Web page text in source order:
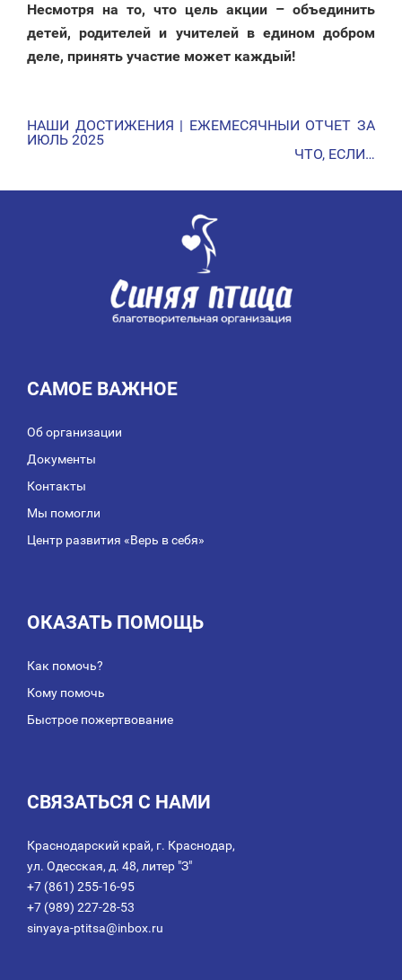
Несмотря на то, что цель акции – объединить
детей, родителей и учителей в едином добром
деле, принять участие может каждый!
НАВИГАЦИЯ
НАШИ ДОСТИЖЕНИЯ | ЕЖЕМЕСЯЧНЫЙ ОТЧЕТ ЗА
ИЮЛЬ 2025
ЧТО, ЕСЛИ…
САМОЕ ВАЖНОЕ
Об организации
Документы
Контакты
Мы помогли
Центр развития «Верь в себя»
ОКАЗАТЬ ПОМОЩЬ
Как помочь?
Кому помочь
Быстрое пожертвование
СВЯЗАТЬСЯ С НАМИ
Краснодарский край, г. Краснодар,
ул. Одесская, д. 48, литер "З"
+7 (861) 255-16-95
+7 (989) 227-28-53
sinyaya-ptitsa@inbox.ru